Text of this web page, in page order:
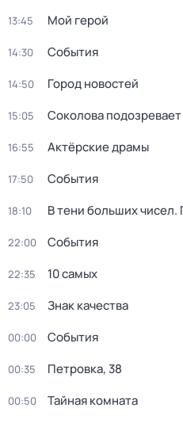
13:45 Мой герой
14:30 События
14:50 Город новостей
15:05 Соколова подозревает
16:55 Актёрские драмы
17:50 События
18:10 В тени больших
22:00 События
22:35 10 самых
23:05 Знак качества
00:00 События
00:35 Петровка, 38
00:50 Тайная комната